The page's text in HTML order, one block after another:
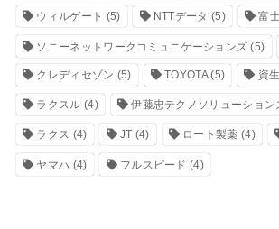
ウィルゲート (5) NTTデータ (5) 富
ソニーネットワークコミュニケーションズ (5)
クレディセゾン (5) TOYOTA(5) 資
ラクスル (4) 伊藤忠テクノソリューション
ラクス (4) JT (4) ロート製薬 (4)
ヤマハ (4) フルスピード (4)